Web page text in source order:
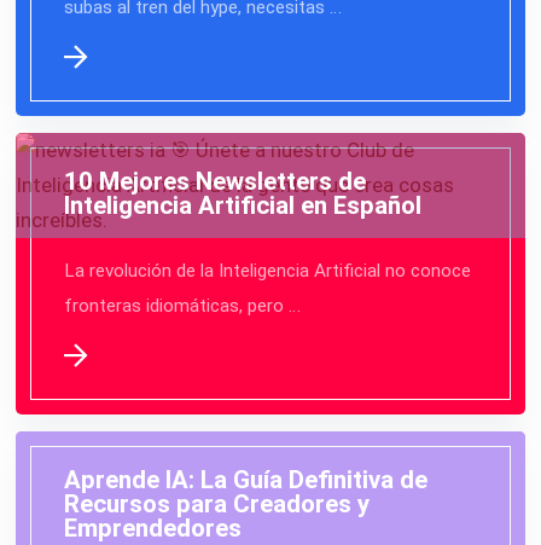
subas al tren del hype, necesitas …
10 Mejores Newsletters de
Inteligencia Artificial en Español
La revolución de la Inteligencia Artificial no conoce
fronteras idiomáticas, pero …
Aprende IA: La Guía Definitiva de
Recursos para Creadores y
Emprendedores